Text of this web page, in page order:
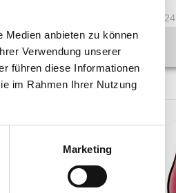
Medien anbieten zu können
Verwendung unserer
führen diese Informationen
im Rahmen Ihrer Nutzung
Marketing
Art.Nr.:62824
€ 10,90*
€ 14,53*